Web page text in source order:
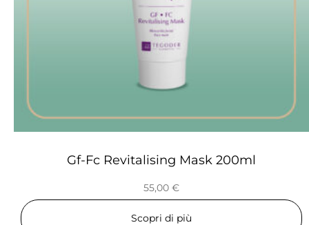
Gf-Fc Revitalising Mask 200ml
55,00 €
Scopri di più